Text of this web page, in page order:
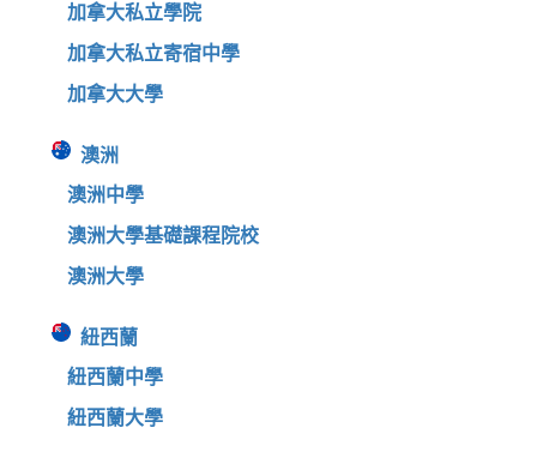
加拿大私立學院
加拿大私立寄宿中學
加拿大大學
澳洲
澳洲中學
澳洲大學基礎課程院校
澳洲大學
紐西蘭
紐西蘭中學
紐西蘭大學